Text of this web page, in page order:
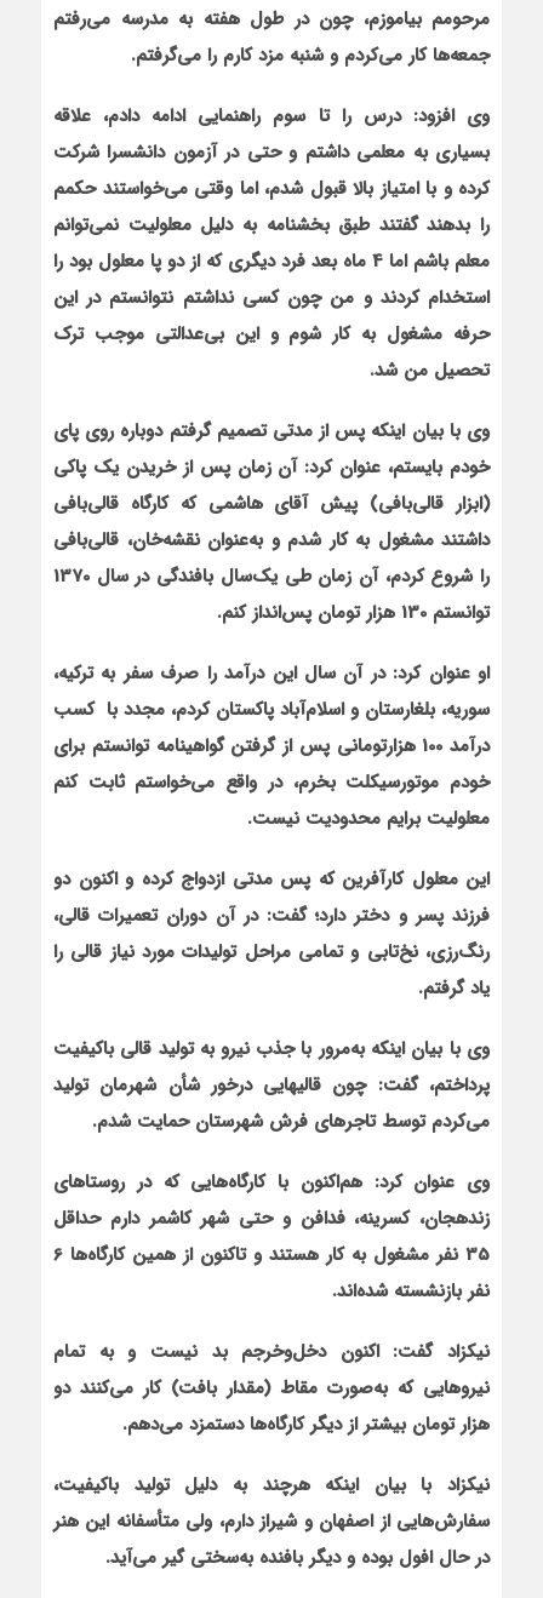
مرحومم بیاموزم، چون در طول هفته به مدرسه می‌رفتم
جمعه‌ها کار می‌کردم و شنبه مزد کارم را می‌گرفتم.
وی افزود: درس را تا سوم راهنمایی ادامه دادم، علاقه
بسیاری به معلمی داشتم و حتی در آزمون دانشسرا شرکت
کرده و با امتیاز بالا قبول شدم، اما وقتی می‌خواستند حکمم
را بدهند گفتند طبق بخشنامه به دلیل معلولیت نمی‌توانم
معلم باشم اما 4 ماه بعد فرد دیگری که از دو پا معلول بود را
استخدام کردند و من چون کسی نداشتم نتوانستم در این
حرفه مشغول به کار شوم و این بی‌عدالتی‌ موجب ترک
تحصیل من شد.
وی با بیان این‏که پس از مدتی تصمیم گرفتم دوباره روی پای
خودم بایستم، عنوان کرد: آن زمان پس از خریدن یک پاکی
(ابزار قالی‌بافی) پیش آقای هاشمی که کارگاه قالی‌بافی
داشتند مشغول به کار شدم و به‌عنوان نقشه‌خان، قالی‌بافی
را شروع کردم، آن زمان طی یک‌سال بافندگی در سال 1370
توانستم 130 هزار تومان پس‌انداز کنم.
او عنوان کرد: در آن سال این درآمد را صرف سفر به ترکیه،
سوریه، بلغارستان و اسلام‌آباد پاکستان کردم، مجدد با کسب
درآمد 100 هزارتومانی پس از گرفتن گواهینامه توانستم برای
خودم موتورسیکلت بخرم، در واقع می‌خواستم ثابت کنم
معلولیت برایم محدودیت نیست.
این معلول کارآفرین که پس مدتی ازدواج کرده و اکنون دو
فرزند پسر و دختر دارد؛ گفت: در آن دوران تعمیرات قالی،
رنگ‌رزی، نخ‌تابی و تمامی مراحل تولیدات مورد نیاز قالی را
یاد گرفتم.
وی با بیان این‏که به‌مرور با جذب نیرو به تولید قالی باکیفیت
پرداختم، گفت: چون قالی‏هایی درخور شأن شهرمان تولید
می‌کردم توسط تاجرهای فرش شهرستان حمایت شدم.
وی عنوان کرد: هم‌اکنون با کارگاه‌هایی که در روستاهای
زنده‏جان، کسرینه، فدافن و حتی شهر کاشمر دارم حداقل
35 نفر مشغول به کار هستند و تاکنون از همین کارگاه‌ها 6
نفر بازنشسته شده‌اند.
نیکزاد گفت: اکنون دخل‌وخرجم بد نیست و به تمام
نیروهایی که به‌صورت مقاط (مقدار بافت) کار می‌کنند دو
هزار تومان بیشتر از دیگر کارگاه‌ها دستمزد می‌دهم.
نیکزاد با بیان این‏که هرچند به دلیل تولید باکیفیت،
سفارش‌هایی از اصفهان و شیراز دارم، ولی متأسفانه این هنر
در حال افول بوده و دیگر بافنده به‌سختی گیر می‌آید.